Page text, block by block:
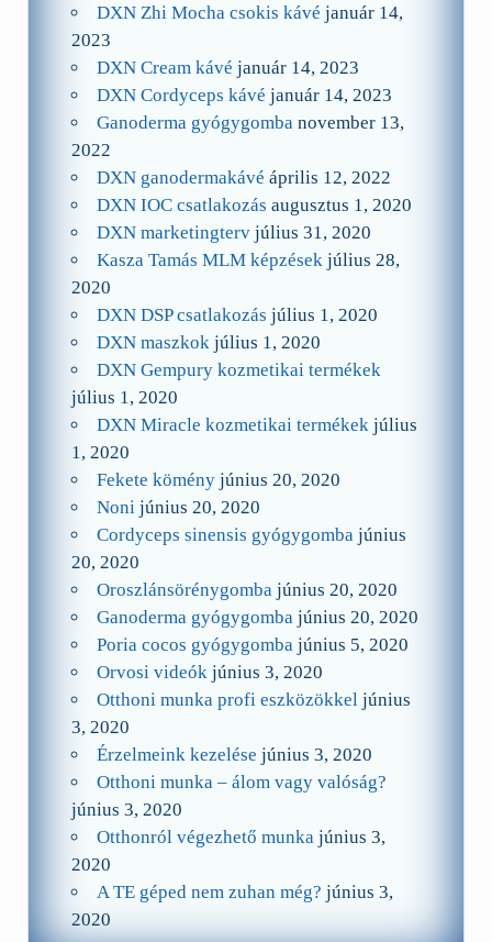
DXN Zhi Mocha csokis kávé január 14,
2023
DXN Cream kávé január 14, 2023
DXN Cordyceps kávé január 14, 2023
Ganoderma gyógygomba november 13,
2022
DXN ganodermakávé április 12, 2022
DXN IOC csatlakozás augusztus 1, 2020
DXN marketingterv július 31, 2020
Kasza Tamás MLM képzések július 28,
2020
DXN DSP csatlakozás július 1, 2020
DXN maszkok július 1, 2020
DXN Gempury kozmetikai termékek
július 1, 2020
DXN Miracle kozmetikai termékek július
1, 2020
Fekete kömény június 20, 2020
Noni június 20, 2020
Cordyceps sinensis gyógygomba június
20, 2020
Oroszlánsörénygomba június 20, 2020
Ganoderma gyógygomba június 20, 2020
Poria cocos gyógygomba június 5, 2020
Orvosi videók június 3, 2020
Otthoni munka profi eszközökkel június
3, 2020
Érzelmeink kezelése június 3, 2020
Otthoni munka – álom vagy valóság?
június 3, 2020
Otthonról végezhető munka június 3,
2020
A TE géped nem zuhan még? június 3,
2020